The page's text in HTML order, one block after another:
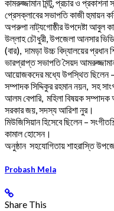
কামরুজ্জামান মিন্টু, প্রচার ও
প্রেসক্লাবের সভাপতি কাজী হুমায়ন
অপরুপা নাট্যগোষ্ঠীর উপদেষ্টা আবুল
উল্লাহ চৌধুরী, উপজেলা আনসার
(বার), দামড়া উচ্চ বিদ্যালয়ের
ভারপ্রাপ্ত সভাপতি সৈয়দ
আয়োজকদের মধ্যে উপস্থিত ছিলেন –
সম্পাদক সিদ্দিকুর রহমান নয়ন, সহ
আলম বেপারি, মহিলা বিষয়ক
সরকার জয়, সদস্য আরিশা নুর।
মিউজিসিয়ান হিসেবে ছিলেন –
কামাল হোসেন।
অনুষ্ঠান সহযোগিতায় শাহরাস্তি
Probash Mela
Share This